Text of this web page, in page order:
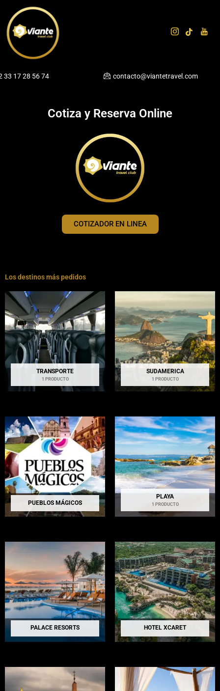
contenido
33 17 28 56 74 contacto@viantetravel.com
Cotiza y Reserva Online
COTIZADOR EN LINEA
Los destinos más pedidos
TRANSPORTE
1 PRODUCTO
SUDAMERICA
1 PRODUCTO
PUEBLOS MÁGICOS
PLAYA
1 PRODUCTO
PALACE RESORTS HOTEL XCARET